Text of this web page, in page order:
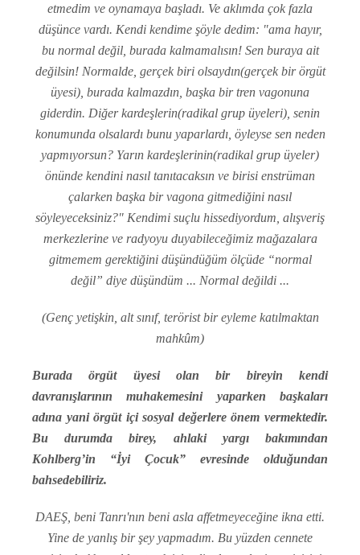
etmedim ve oynamaya başladı. Ve aklımda çok fazla
düşünce vardı. Kendi kendime şöyle dedim: "ama hayır,
bu normal değil, burada kalmamalısın! Sen buraya ait
değilsin! Normalde, gerçek biri olsaydın(gerçek bir örgüt
üyesi), burada kalmazdın, başka bir tren vagonuna
giderdin. Diğer kardeşlerin(radikal grup üyeleri), senin
konumunda olsalardı bunu yaparlardı, öyleyse sen neden
yapmıyorsun? Yarın kardeşlerinin(radikal grup üyeler)
önünde kendini nasıl tanıtacaksın ve birisi enstrüman
çalarken başka bir vagona gitmediğini nasıl
söyleyeceksiniz?" Kendimi suçlu hissediyordum, alışveriş
merkezlerine ve radyoyu duyabileceğimiz mağazalara
gitmemem gerektiğini düşündüğüm ölçüde “normal
değil” diye düşündüm ... Normal değildi ...
(Genç yetişkin, alt sınıf, terörist bir eyleme katılmaktan
mahkûm)
Burada örgüt üyesi olan bir bireyin kendi
davranışlarının muhakemesini yaparken başkaları
adına yani örgüt içi sosyal değerlere önem vermektedir.
Bu durumda birey, ahlaki yargı bakımından
Kohlberg’in “İyi Çocuk” evresinde olduğundan
bahsedebiliriz.
DAEŞ, beni Tanrı'nın beni asla affetmeyeceğine ikna etti.
Yine de yanlış bir şey yapmadım. Bu yüzden cennete